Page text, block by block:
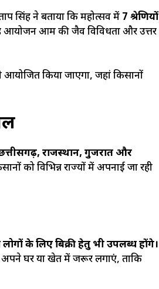
सिंह ने बताया कि महोत्सव में 7 श्रेणियों
आयोजन आम की जैव विविधता और उत्तर
आयोजित किया जाएगा, जहां किसानों
राजस्थान, गुजरात और
को विभिन्न राज्यों में अपनाई जा रही
के लिए बिक्री हेतु भी उपलब्ध होंगे।
अपने घर या खेत में जरूर लगाएं, ताकि